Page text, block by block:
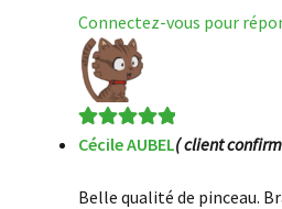
Connectez-vous pour
Note5 sur 5
Cécile AUBEL( client
Belle qualité de pinceau.